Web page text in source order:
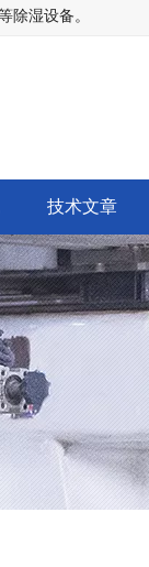
除湿设备。
技术文章